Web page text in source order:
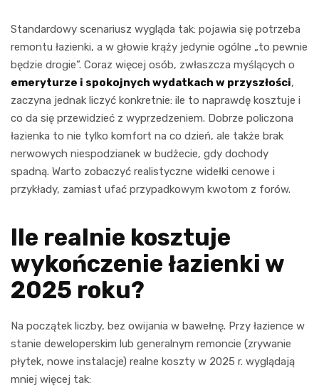
Standardowy scenariusz wygląda tak: pojawia się potrzeba
remontu łazienki, a w głowie krąży jedynie ogólne „to pewnie
będzie drogie”. Coraz więcej osób, zwłaszcza myślących o
emeryturze i spokojnych wydatkach w przyszłości,
zaczyna jednak liczyć konkretnie: ile to naprawdę kosztuje i
co da się przewidzieć z wyprzedzeniem. Dobrze policzona
łazienka to nie tylko komfort na co dzień, ale także brak
nerwowych niespodzianek w budżecie, gdy dochody
spadną. Warto zobaczyć realistyczne widełki cenowe i
przykłady, zamiast ufać przypadkowym kwotom z forów.
Ile realnie kosztuje
wykończenie łazienki w
2025 roku?
Na początek liczby, bez owijania w bawełnę. Przy łazience w
stanie deweloperskim lub generalnym remoncie (zrywanie
płytek, nowe instalacje) realne koszty w 2025 r. wyglądają
mniej więcej tak: